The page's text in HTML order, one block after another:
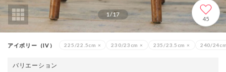
1/17
45
アイボリー（IV） 225/22.5cm × 230/23cm × 235/23.5cm × 240/
バリエーション